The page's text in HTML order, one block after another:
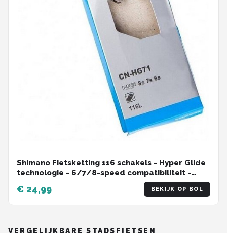
Shimano Fietsketting 116 schakels - Hyper Glide
technologie - 6/7/8-speed compatibiliteit -
€ 24,99 BEKIJK OP BOL
VERGELIJKBARE STADSFIETSEN